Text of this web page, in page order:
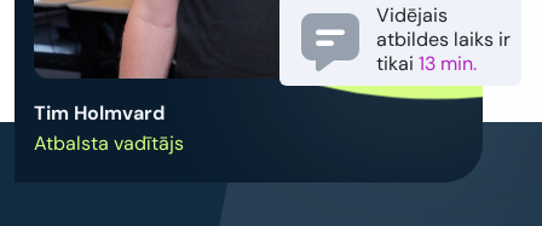
Tim Holmvard
Atbalsta vadītājs
Vidējais
atbildes laiks ir
tikai 13 min.